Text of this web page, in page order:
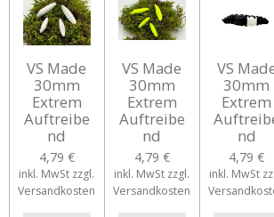
VS Made
30mm
Extrem
Auftreibe
nd
4,79 €
inkl. MwSt zzgl.
Versandkosten
VS Made
30mm
Extrem
Auftreibe
nd
4,79 €
inkl. MwSt zzgl.
Versandkosten
VS
30mm
Extrem
nd
4,79 €
inkl. MwSt